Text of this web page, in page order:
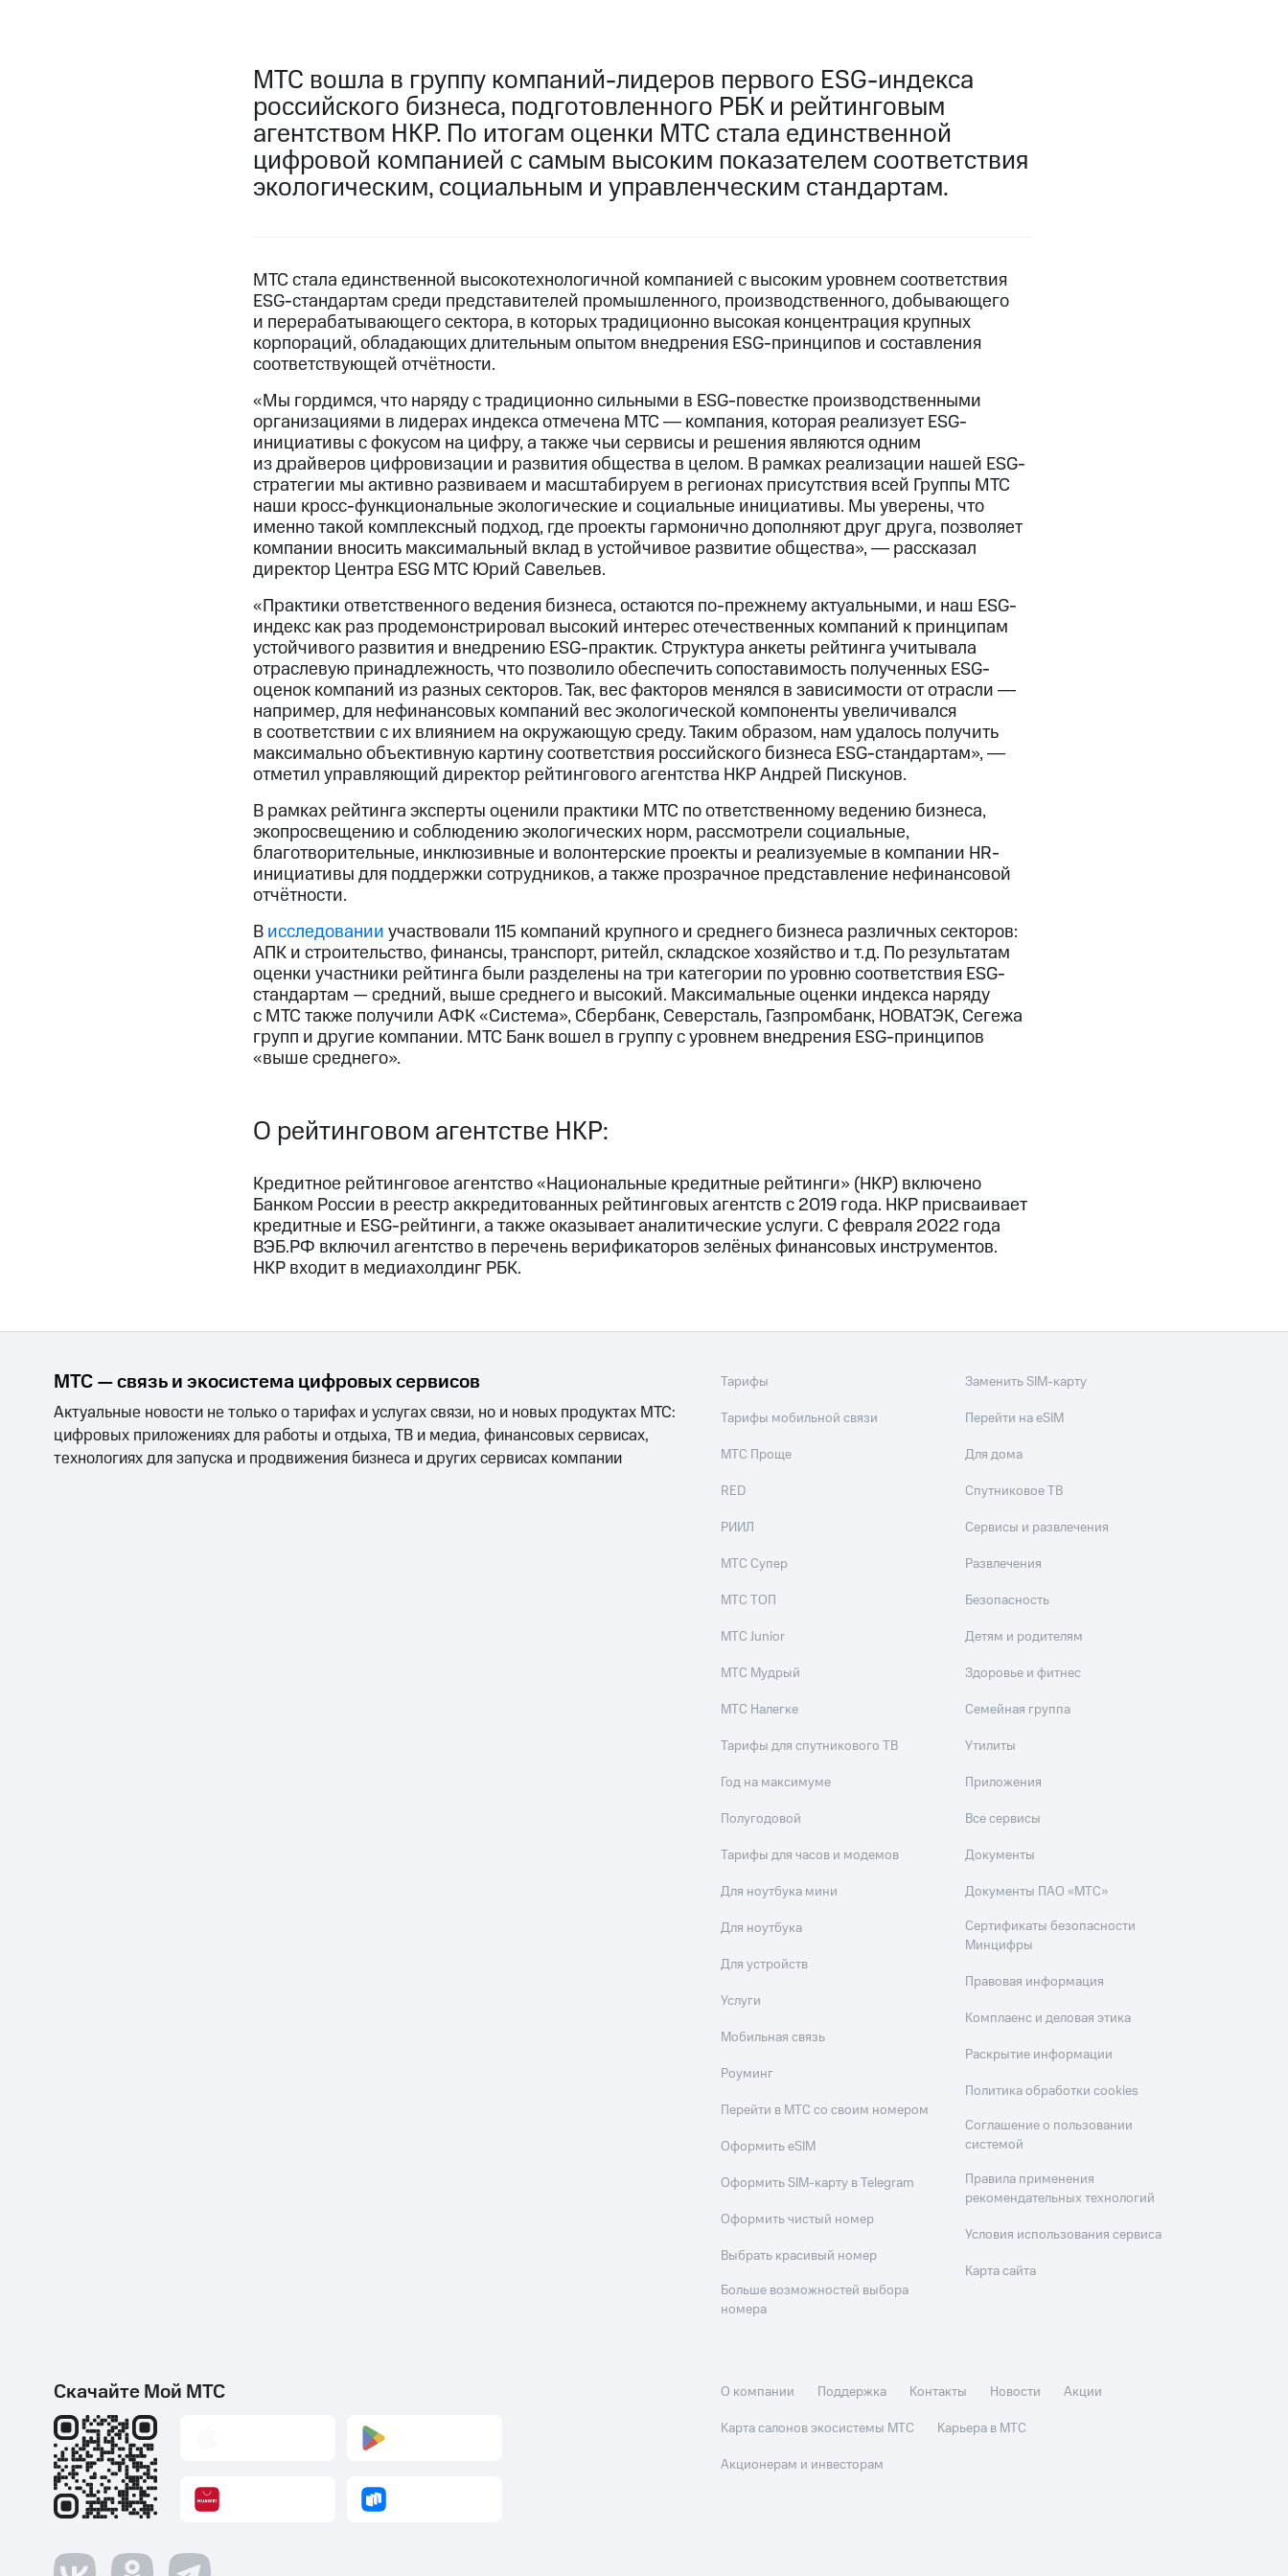
МТС вошла в группу компаний-лидеров первого ESG-индекса
российского бизнеса, подготовленного РБК и рейтинговым
агентством НКР. По итогам оценки МТС стала единственной
цифровой компанией с самым высоким показателем соответствия
экологическим, социальным и управленческим стандартам.
МТС стала единственной высокотехнологичной компанией с высоким уровнем соответствия
ESG-стандартам среди представителей промышленного, производственного, добывающего
и перерабатывающего сектора, в которых традиционно высокая концентрация крупных
корпораций, обладающих длительным опытом внедрения ESG-принципов и составления
соответствующей отчётности.
«Мы гордимся, что наряду с традиционно сильными в ESG-повестке производственными
организациями в лидерах индекса отмечена МТС ― компания, которая реализует ESG-
инициативы с фокусом на цифру, а также чьи сервисы и решения являются одним
из драйверов цифровизации и развития общества в целом. В рамках реализации нашей ESG-
стратегии мы активно развиваем и масштабируем в регионах присутствия всей Группы МТС
наши кросс-функциональные экологические и социальные инициативы. Мы уверены, что
именно такой комплексный подход, где проекты гармонично дополняют друг друга, позволяет
компании вносить максимальный вклад в устойчивое развитие общества», ― рассказал
директор Центра ESG МТС Юрий Савельев.
«Практики ответственного ведения бизнеса, остаются по-прежнему актуальными, и наш ESG-
индекс как раз продемонстрировал высокий интерес отечественных компаний к принципам
устойчивого развития и внедрению ESG-практик. Структура анкеты рейтинга учитывала
отраслевую принадлежность, что позволило обеспечить сопоставимость полученных ESG-
оценок компаний из разных секторов. Так, вес факторов менялся в зависимости от отрасли ―
например, для нефинансовых компаний вес экологической компоненты увеличивался
в соответствии с их влиянием на окружающую среду. Таким образом, нам удалось получить
максимально объективную картину соответствия российского бизнеса ESG-стандартам», ―
отметил управляющий директор рейтингового агентства НКР Андрей Пискунов.
В рамках рейтинга эксперты оценили практики МТС по ответственному ведению бизнеса,
экопросвещению и соблюдению экологических норм, рассмотрели социальные,
благотворительные, инклюзивные и волонтерские проекты и реализуемые в компании HR-
инициативы для поддержки сотрудников, а также прозрачное представление нефинансовой
отчётности.
Висследованииучаствовали 115 компаний крупного и среднего бизнеса различных секторов:
АПК и строительство, финансы, транспорт, ритейл, складское хозяйство и т.д. По результатам
оценки участники рейтинга были разделены на три категории по уровню соответствия ESG-
стандартам — средний, выше среднего и высокий. Максимальные оценки индекса наряду
с МТС также получили АФК «Система», Сбербанк, Северсталь, Газпромбанк, НОВАТЭК, Сегежа
групп и другие компании. МТС Банк вошел в группу с уровнем внедрения ESG-принципов
«выше среднего».
О рейтинговом агентстве НКР:
Кредитное рейтинговое агентство «Национальные кредитные рейтинги» (НКР) включено
Банком России в реестр аккредитованных рейтинговых агентств с 2019 года. НКР присваивает
кредитные и ESG-рейтинги, а также оказывает аналитические услуги. С февраля 2022 года
ВЭБ.РФ включил агентство в перечень верификаторов зелёных финансовых инструментов.
НКР входит в медиахолдинг РБК.
МТС — связь и экосистема цифровых сервисов
Актуальные новости не только о тарифах и услугах связи, но и новых продуктах МТС:
цифровых приложениях для работы и отдыха, ТВ и медиа, финансовых сервисах,
технологиях для запуска и продвижения бизнеса и других сервисах компании
Тарифы
Тарифы мобильной связи
МТС Проще
RED
РИИЛ
МТС Супер
МТС ТОП
МТС Junior
МТС Мудрый
МТС Налегке
Тарифы для спутникового ТВ
Год на максимуме
Полугодовой
Тарифы для часов и модемов
Для ноутбука мини
Для ноутбука
Для устройств
Услуги
Мобильная связь
Роуминг
Перейти в МТС со своим номером
Оформить eSIM
Оформить SIM-карту в Telegram
Оформить чистый номер
Выбрать красивый номер
Больше возможностей выбора
номера
Заменить SIM-карту
Перейти на eSIM
Для дома
Спутниковое ТВ
Сервисы и развлечения
Развлечения
Безопасность
Детям и родителям
Здоровье и фитнес
Семейная группа
Утилиты
Приложения
Все сервисы
Документы
Документы ПАО «МТС»
Сертификаты безопасности
Минцифры
Правовая информация
Комплаенс и деловая этика
Раскрытие информации
Политика обработки cookies
Соглашение о пользовании
системой
Правила применения
рекомендательных технологий
Условия использования сервиса
Карта сайта
Скачайте Мой МТС О компании Поддержка Контакты Новости
Акции
Карта салонов экосистемы МТС
Карьера в МТС
Акционерам и инвесторам